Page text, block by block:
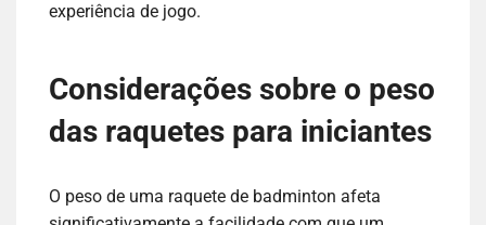
experiência de jogo.
Considerações sobre o peso
das raquetes para iniciantes
O peso de uma raquete de badminton afeta